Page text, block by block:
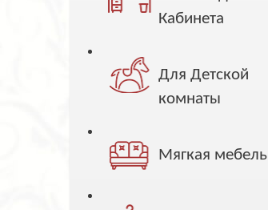
Кабинета
Для Детской
комнаты
Мягкая мебель